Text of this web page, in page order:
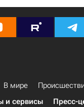
В мире
и сервисы Пресс-